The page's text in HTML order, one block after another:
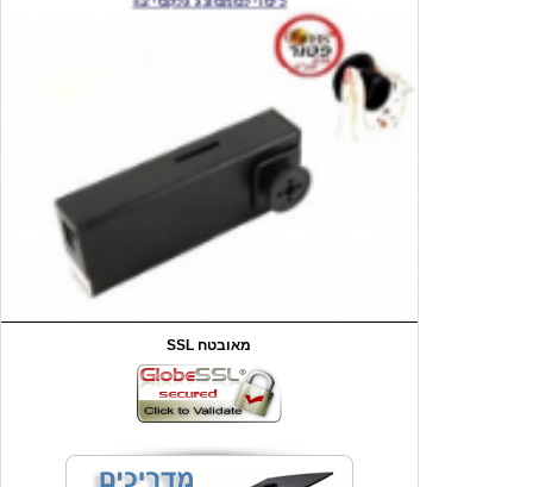
₪59.00
שעון יד לילדים קוף \תכלת
₪90.00 מחיר שוק
₪44.00 המחיר שלך
₪49.00 המחיר כולל משלוח :
SSL מאובטח